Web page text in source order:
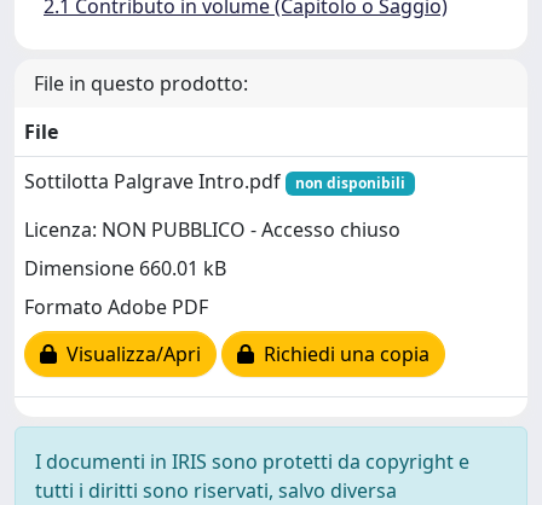
2.1 Contributo in volume (Capitolo o Saggio)
File in questo prodotto:
File
Sottilotta Palgrave Intro.pdf
non disponibili
Licenza: NON PUBBLICO - Accesso chiuso
Dimensione 660.01 kB
Formato Adobe PDF
Visualizza/Apri
Richiedi una copia
I documenti in IRIS sono protetti da copyright e
tutti i diritti sono riservati, salvo diversa